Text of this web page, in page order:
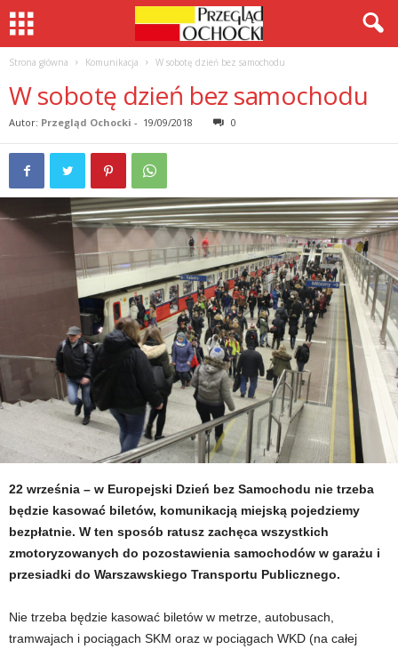
Strona główna Komunikacja W sobotę dzień bez samochodu
W sobotę dzień bez samochodu
Autor: Przegląd Ochocki - 19/09/2018 0
22 września – w Europejski Dzień bez Samochodu nie trzeba
będzie kasować biletów, komunikacją miejską pojedziemy
bezpłatnie. W ten sposób ratusz zachęca wszystkich
zmotoryzowanych do pozostawienia samochodów w garażu i
przesiadki do Warszawskiego Transportu Publicznego.
Nie trzeba będzie kasować biletów w metrze, autobusach,
tramwajach i pociągach SKM oraz w pociągach WKD (na całej